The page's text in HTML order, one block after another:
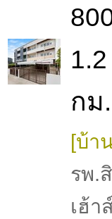
กม.
[บ้า
รพ.
เฮ้า